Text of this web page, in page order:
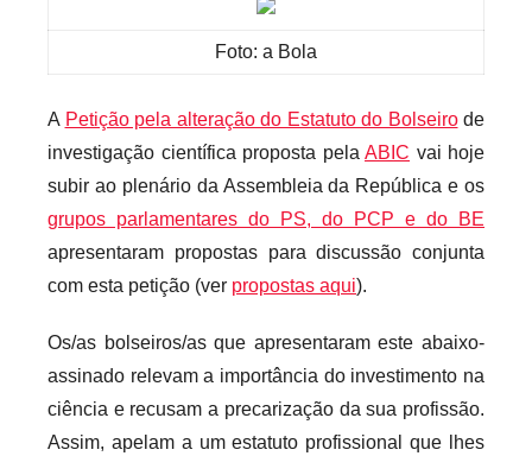
r
p
a
r
i
o
s
n
f
l
e
Foto: a Bola
A Petição pela alteração do Estatuto do Bolseirode
investigação científica proposta pela ABIC vai hoje
subir ao plenário da Assembleia da República e os
grupos parlamentares do PS, do PCP e do BE
apresentaram propostas para discussão conjunta
com esta petição (ver propostas aqui).
Os/as bolseiros/as que apresentaram este abaixo-
assinado relevam a importância do investimento na
ciência e recusam a precarização da sua profissão.
Assim, apelam a um estatuto profissional que lhes